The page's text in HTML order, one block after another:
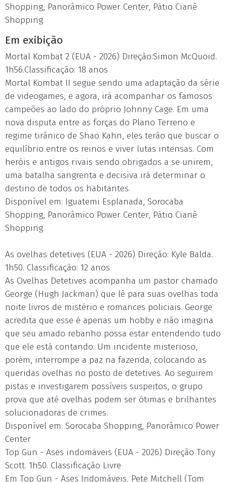
Shopping, Panorâmico Power Center, Pátio Cianê
Shopping
Em exibição
Mortal Kombat 2 (EUA - 2026) Direção:Simon McQuoid.
1h56.Classificação: 18 anos
Mortal Kombat II segue sendo uma adaptação da série
de videogames, e agora, irá acompanhar os famosos
campeões ao lado do próprio Johnny Cage. Em uma
nova disputa entre as forças do Plano Terreno e
regime tirânico de Shao Kahn, eles terão que buscar o
equilíbrio entre os reinos e viver lutas intensas. Com
heróis e antigos rivais sendo obrigados a se unirem,
uma batalha sangrenta e decisiva irá determinar o
destino de todos os habitantes.
Disponível em: Iguatemi Esplanada, Sorocaba
Shopping, Panorâmico Power Center, Pátio Cianê
Shopping
As ovelhas detetives (EUA - 2026) Direção: Kyle Balda.
1h50. Classificação: 12 anos
As Ovelhas Detetives acompanha um pastor chamado
George (Hugh Jackman) que lê para suas ovelhas toda
noite livros de mistério e romances policiais. George
acredita que esse é apenas um hobby e não imagina
que seu amado rebanho possa estar entendendo tudo
que ele está contando. Um incidente misterioso,
porém, interrompe a paz na fazenda, colocando as
queridas ovelhas no posto de detetives. Ao seguirem
pistas e investigarem possíveis suspeitos, o grupo
prova que até ovelhas podem ser ótimas e brilhantes
solucionadoras de crimes.
Disponível em: Sorocaba Shopping, Panorâmico Power
Center
Top Gun - Ases indomáveis (EUA - 2026) Direção Tony
Scott. 1h50. Classificação Livre
Em Top Gun - Ases Indomáveis, Pete Mitchell (Tom